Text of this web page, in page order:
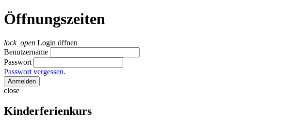
Öffnungszeiten
lock_open Login öffnen
Benutzername
Passwort
Passwort vergessen.
Anmelden
close
Kinderferienkurs